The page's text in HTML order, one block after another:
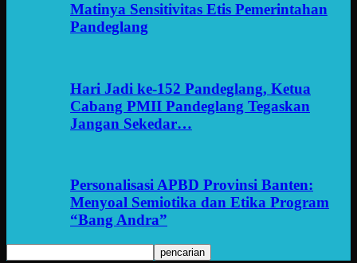
Matinya Sensitivitas Etis Pemerintahan
Pandeglang
Hari Jadi ke-152 Pandeglang, Ketua
Cabang PMII Pandeglang Tegaskan
Jangan Sekedar…
Personalisasi APBD Provinsi Banten:
Menyoal Semiotika dan Etika Program
“Bang Andra”